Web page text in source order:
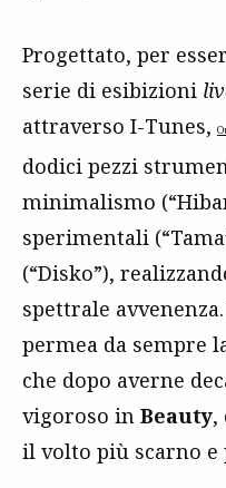
Progettato, per
serie di esibizioni
attraverso I-Tunes,
dodici pezzi
minimalismo
sperimentali
(“Disko”),
spettrale
permea da sempre
che dopo averne
vigoroso in Beauty,
il volto più scarno e